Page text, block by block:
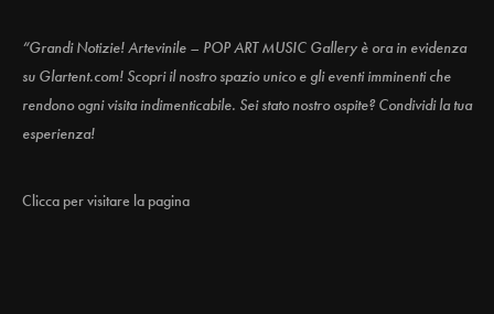
“Grandi Notizie! Artevinile – POP ART MUSIC Gallery è ora in evidenza
su Glartent.com! Scopri il nostro spazio unico e gli eventi imminenti che
rendono ogni visita indimenticabile. Sei stato nostro ospite? Condividi la tua
esperienza!
Clicca per visitare la pagina